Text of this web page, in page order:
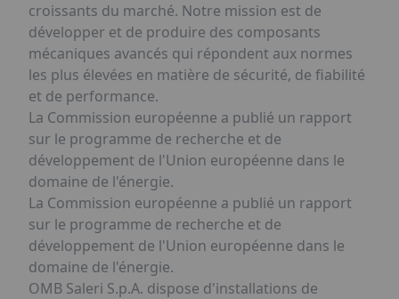
croissants du marché. Notre mission est de
développer et de produire des composants
mécaniques avancés qui répondent aux normes
les plus élevées en matière de sécurité, de fiabilité
et de performance.
La Commission européenne a publié un rapport
sur le programme de recherche et de
développement de l'Union européenne dans le
domaine de l'énergie.
La Commission européenne a publié un rapport
sur le programme de recherche et de
développement de l'Union européenne dans le
domaine de l'énergie.
OMB Saleri S.p.A. dispose d'installations de